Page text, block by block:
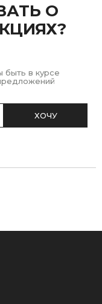
О
быть в курсе
ХОЧУ